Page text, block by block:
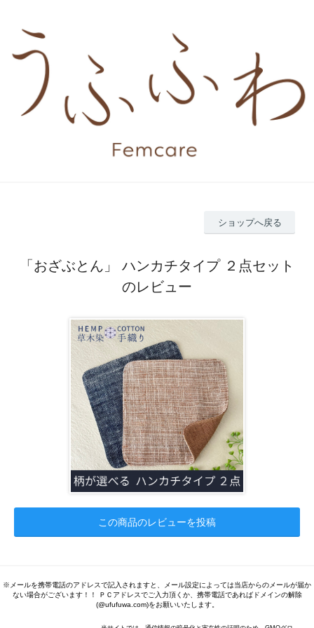
ショップへ戻る
「おざぶとん」 ハンカチタイプ ２点セット
のレビュー
この商品のレビューを投稿
※メールを携帯電話のアドレスで記入されますと、メール設定によっては当店からのメールが届か
ない場合がございます！！ ＰＣアドレスでご入力頂くか、携帯電話であればドメインの解除
(@ufufuwa.com)をお願いいたします。